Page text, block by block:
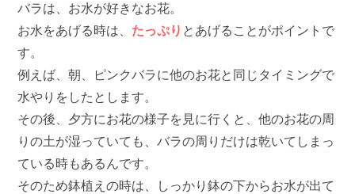
バラは、お水が好きなお花。
お水をあげる時は、 たっぷり とあげることがポイントで
す。
例えば、朝、ピンクバラに他のお花と同じタイミングで
水やりをしたとします。
その後、夕方にお花の様子を見に行くと、他のお花の周
りの土が湿っていても、バラの周りだけは乾いてしまっ
ている時もあるんです。
そのため鉢植えの時は、しっかり鉢の下からお水が出て